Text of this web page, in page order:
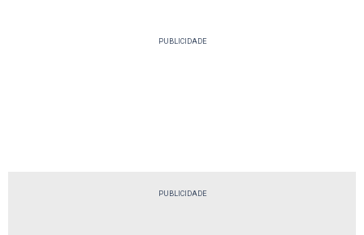
PUBLICIDADE
PUBLICIDADE